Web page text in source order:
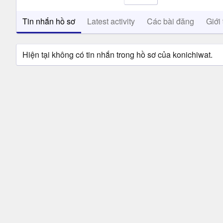
Tin nhắn hồ sơ Latest activity Các bài đăng Giới
Hiện tại không có tin nhắn trong hồ sơ của konichiwat.